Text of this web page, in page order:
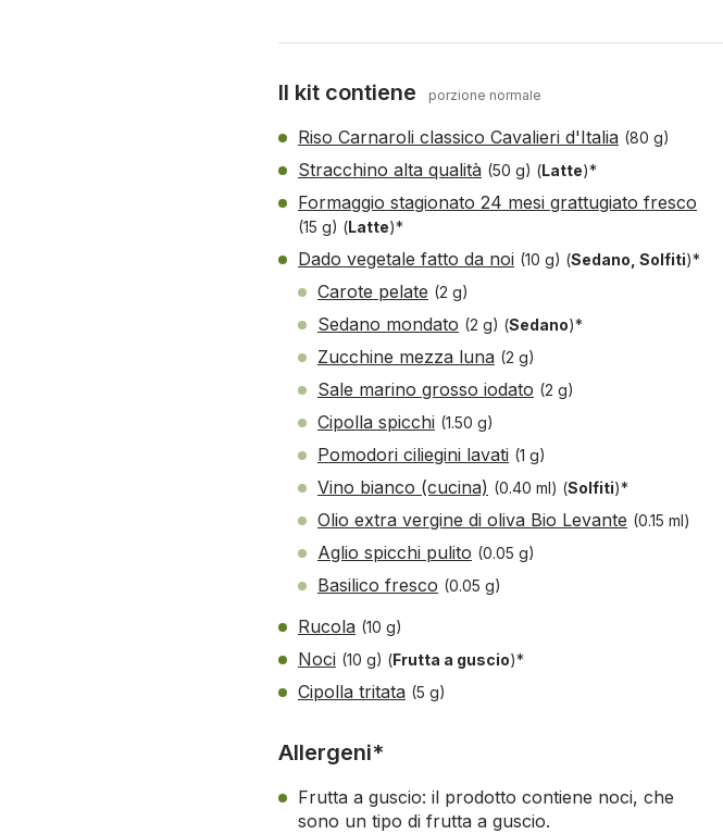
Il kit contiene porzione normale
Riso Carnaroli classico Cavalieri d'Italia (80 g)
Stracchino alta qualità (50 g) (Latte)*
Formaggio stagionato 24 mesi grattugiato fresco
(15 g) (Latte)*
Dado vegetale fatto da noi (10 g) (Sedano, Solfiti)*
Carote pelate (2 g)
Sedano mondato (2 g) (Sedano)*
Zucchine mezza luna (2 g)
Sale marino grosso iodato (2 g)
Cipolla spicchi (1.50 g)
Pomodori ciliegini lavati (1 g)
Vino bianco (cucina) (0.40 ml) (Solfiti)*
Olio extra vergine di oliva Bio Levante (0.15 ml)
Aglio spicchi pulito (0.05 g)
Basilico fresco (0.05 g)
Rucola (10 g)
Noci (10 g) (Frutta a guscio)*
Cipolla tritata (5 g)
Allergeni*
Frutta a guscio: il prodotto contiene noci, che
sono un tipo di frutta a guscio.